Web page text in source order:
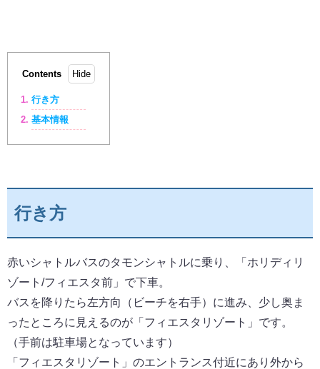
Contents
行き方
基本情報
行き方
赤いシャトルバスのタモンシャトルに乗り、「ホリディリ
ゾート/フィエスタ前」で下車。
バスを降りたら左方向（ビーチを右手）に進み、少し奥ま
ったところに見えるのが「フィエスタリゾート」です。
（手前は駐車場となっています）
「フィエスタリゾート」のエントランス付近にあり外から